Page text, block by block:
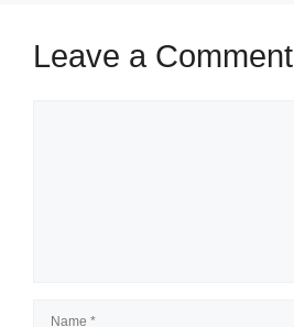
Leave a Comment